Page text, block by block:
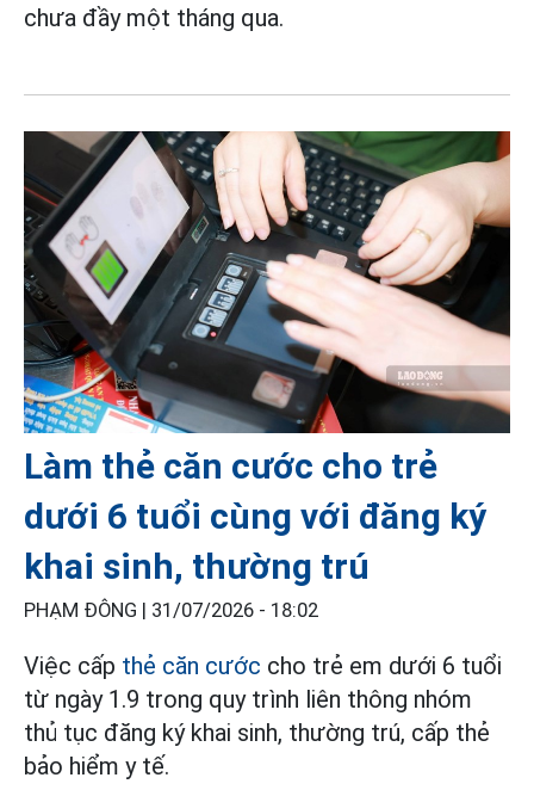
chưa đầy một tháng qua.
Làm thẻ căn cước cho trẻ
dưới 6 tuổi cùng với đăng ký
khai sinh, thường trú
PHẠM ĐÔNG | 31/07/2026 - 18:02
Việc cấp thẻ căn cước cho trẻ em dưới 6 tuổi
từ ngày 1.9 trong quy trình liên thông nhóm
thủ tục đăng ký khai sinh, thường trú, cấp thẻ
bảo hiểm y tế.